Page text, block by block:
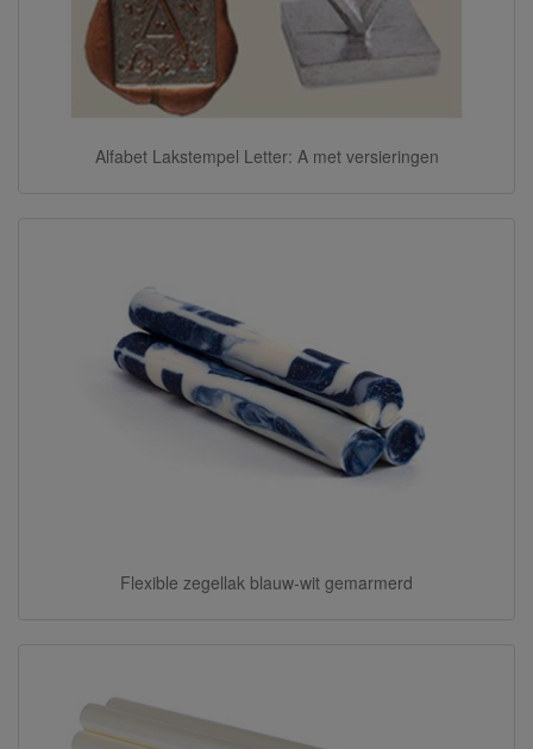
Alfabet Lakstempel Letter: A met versieringen
Flexible zegellak blauw-wit gemarmerd